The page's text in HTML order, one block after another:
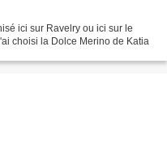
ici sur Ravelry ou ici sur le
choisi la Dolce Merino de Katia